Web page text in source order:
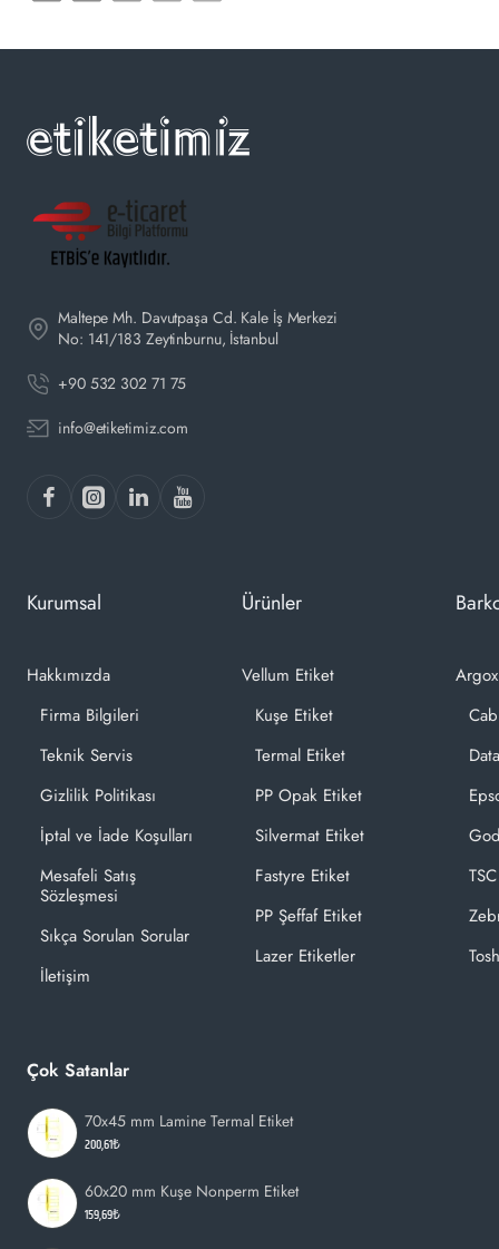
Maltepe Mh. Davutpaşa Cd. Kale İş Merkezi
No: 141/183 Zeytinburnu, İstanbul
+90 532 302 71 75
info@etiketimiz.com
Kurumsal
Hakkımızda
Firma Bilgileri
Teknik Servis
Gizlilik Politikası
İptal ve İade Koşulları
Mesafeli Satış
Sözleşmesi
Sıkça Sorulan Sorular
İletişim
Ürünler
Vellum Etiket
Kuşe Etiket
Termal Etiket
PP Opak Etiket
Silvermat Etiket
Fastyre Etiket
PP Şeffaf Etiket
Lazer Etiketler
Çok Satanlar
70x45 mm Lamine Termal Etiket
200,61₺
60x20 mm Kuşe Nonperm Etiket
159,69₺